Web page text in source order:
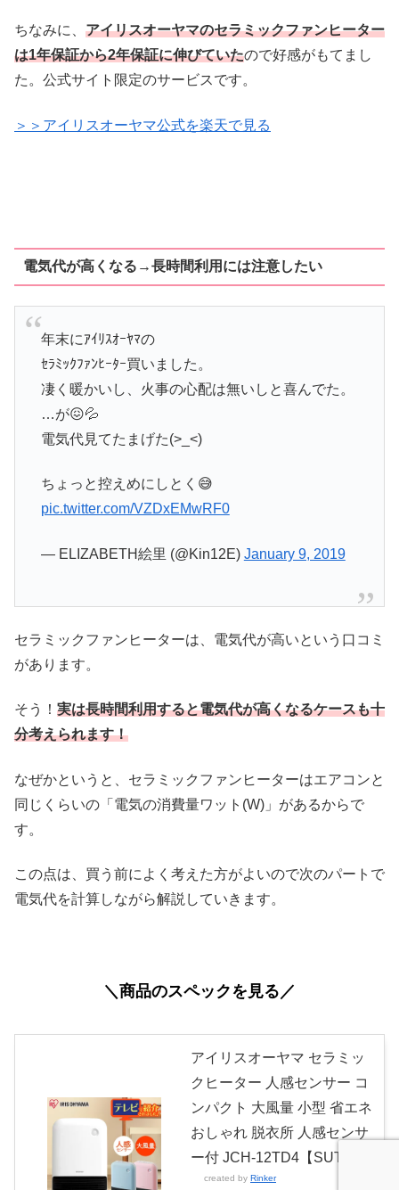
ちなみに、 アイリスオーヤマのセラミックファンヒーター
は1年保証から2年保証に伸びていたので好感がもてまし
た。公式サイト限定のサービスです。
＞＞アイリスオーヤマ公式を楽天で見る
電気代が高くなる→長時間利用には注意したい
年末にｱｲﾘｽｵｰﾔﾏの
ｾﾗﾐｯｸﾌｧﾝﾋｰﾀｰ買いました。
凄く暖かいし、火事の心配は無いしと喜んでた。
…が😖💦
電気代見てたまげた(>_<)
ちょっと控えめにしとく😅
pic.twitter.com/VZDxEMwRF0
— ELIZABETH絵里 (@Kin12E) January 9, 2019
セラミックファンヒーターは、電気代が高いという口コミ
があります。
そう！ 実は長時間利用すると電気代が高くなるケースも十
分考えられます！
なぜかというと、セラミックファンヒーターはエアコンと
同じくらいの「電気の消費量ワット(W)」があるからで
す。
この点は、買う前によく考えた方がよいので次のパートで
電気代を計算しながら解説していきます。
＼商品のスペックを見る／
アイリスオーヤマ セラミッ
クヒーター 人感センサー コ
ンパクト 大風量 小型 省エネ
おしゃれ 脱衣所 人感センサ
ー付 JCH-12TD4【SUTU】
created by Rinker